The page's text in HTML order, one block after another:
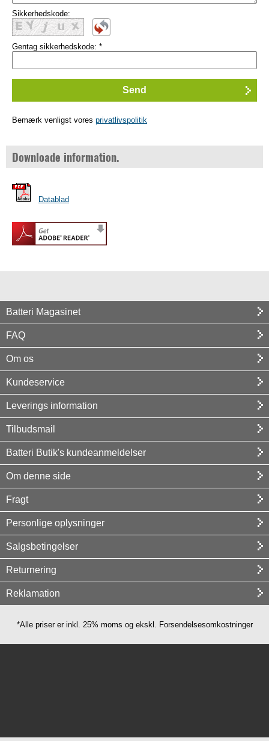
Sikkerhedskode:
Gentag sikkerhedskode: *
Bemærk venligst vores privatlivspolitik
Downloade information.
Datablad
Batteri Magasinet
FAQ
Om os
Kundeservice
Leverings information
Tilbudsmail
Batteri Butik's kundeanmeldelser
Om denne side
Fragt
Personlige oplysninger
Salgsbetingelser
Returnering
Reklamation
*Alle priser er inkl. 25% moms og ekskl. Forsendelsesomkostninger